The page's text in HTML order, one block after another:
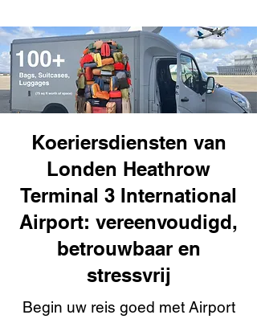
Koeriersdiensten van
Londen Heathrow
Terminal 3 International
Airport: vereenvoudigd,
betrouwbaar en
stressvrij
Begin uw reis goed met Airport